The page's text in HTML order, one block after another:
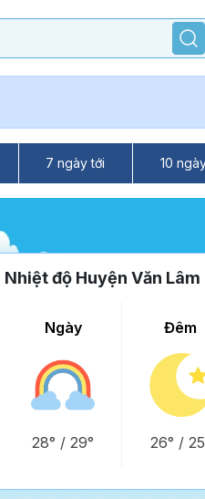
7 ngày tới 10
Nhiệt độ Huyện Văn Lâm
Ngày
28° / 29°
Đêm
26° /